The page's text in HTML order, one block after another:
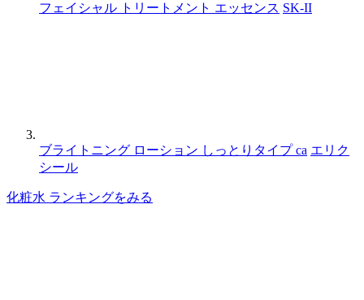
フェイシャル トリートメント エッセンス SK-II
ブライトニング ローション しっとりタイプ ca エリク
シール
化粧水 ランキングをみる